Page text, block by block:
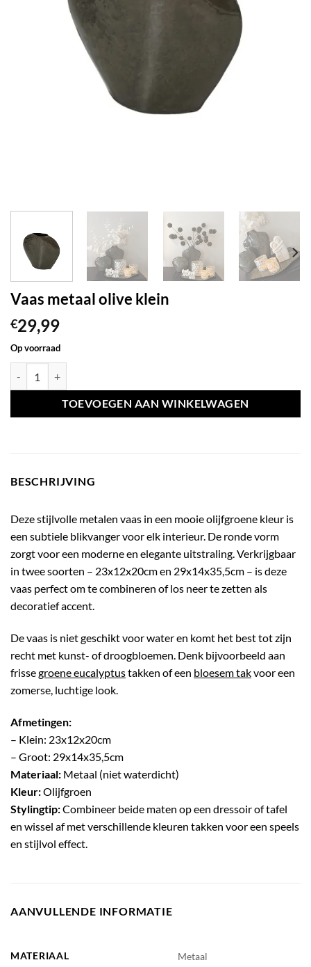
Vaas metaal olive klein
€29,99
Op voorraad
TOEVOEGEN AAN WINKELWAGEN
BESCHRIJVING
Deze stijlvolle metalen vaas in een mooie olijfgroene kleur is
een subtiele blikvanger voor elk interieur. De ronde vorm
zorgt voor een moderne en elegante uitstraling. Verkrijgbaar
in twee soorten – 23x12x20cm en 29x14x35,5cm – is deze
vaas perfect om te combineren of los neer te zetten als
decoratief accent.
De vaas is niet geschikt voor water en komt het best tot zijn
recht met kunst- of droogbloemen. Denk bijvoorbeeld aan
frissegroene eucalyptustakken of een bloesem takvoor een
zomerse, luchtige look.
Afmetingen:
– Klein: 23x12x20cm
– Groot: 29x14x35,5cm
Materiaal: Metaal (niet waterdicht)
Kleur:Olijfgroen
Stylingtip:Combineer beide maten op een dressoir of tafel
en wissel af met verschillende kleuren takken voor een speels
en stijlvol effect.
AANVULLENDE INFORMATIE
MATERIAAL Metaal